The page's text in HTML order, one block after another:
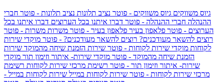
גיוס משווקים גיוס משווקים - פוטר נציב תלונות נציב תלונות - פוטר חברי
ההנהלה חברי ההנהלה - פוטר דברו איתנו בכל הערוצים דברו איתנו בכל
הערוצים - פוטר פלאפון בעיר פלאפון בעיר - פוטר משרות משרות - פוטר
רוצים להשאר מעודכנים? רוצים להשאר מעודכנים? - פוטר מוקדי שירות
לקוחות מוקדי שירות לקוחות - פוטר שירות הזמנת שיחה מהמוקד שירות
הזמנת שיחה מהמוקד - פוטר מוקדי שירות- איתור וזימון תור מוקדי
שירות- איתור וזימון תור - פוטר רשימת מרכזי שירות לקוחות רשימת
מרכזי שירות לקוחות - פוטר שירות לקוחות במייל שירות לקוחות במייל -